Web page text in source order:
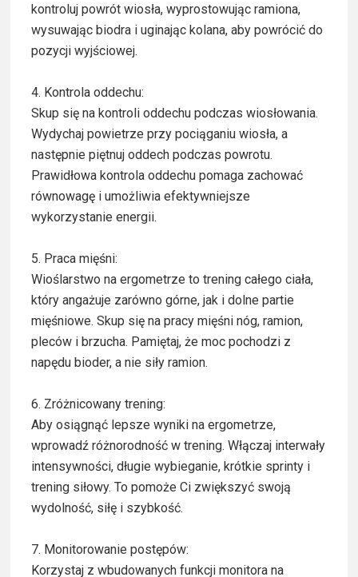
kontroluj powrót wiosła, wyprostowując ramiona,
wysuwając biodra i uginając kolana, aby powrócić do
pozycji wyjściowej.
4. Kontrola oddechu:
Skup się na kontroli oddechu podczas wiosłowania.
Wydychaj powietrze przy pociąganiu wiosła, a
następnie piętnuj oddech podczas powrotu.
Prawidłowa kontrola oddechu pomaga zachować
równowagę i umożliwia efektywniejsze
wykorzystanie energii.
5. Praca mięśni:
Wioślarstwo na ergometrze to trening całego ciała,
który angażuje zarówno górne, jak i dolne partie
mięśniowe. Skup się na pracy mięśni nóg, ramion,
pleców i brzucha. Pamiętaj, że moc pochodzi z
napędu bioder, a nie siły ramion.
6. Zróżnicowany trening:
Aby osiągnąć lepsze wyniki na ergometrze,
wprowadź różnorodność w trening. Włączaj interwały
intensywności, długie wybieganie, krótkie sprinty i
trening siłowy. To pomoże Ci zwiększyć swoją
wydolność, siłę i szybkość.
7. Monitorowanie postępów:
Korzystaj z wbudowanych funkcji monitora na